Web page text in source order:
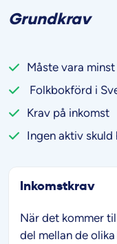
Grundkrav
Måste vara
Folkbokförd i
Krav på inkomst
Ingen aktiv
Inkomstkrav
När det kommer
del mellan de